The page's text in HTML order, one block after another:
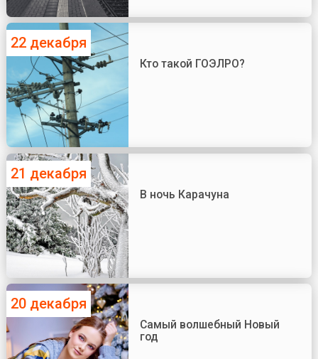
22 декабря
Кто такой ГОЭЛРО?
21 декабря
В ночь Карачуна
20 декабря
Самый волшебный Новый
год